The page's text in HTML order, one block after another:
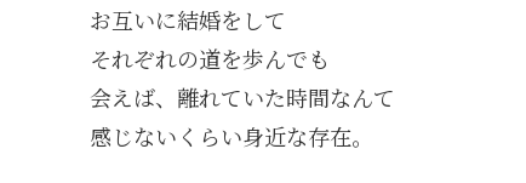
お互いに結婚をして
それぞれの道を歩んでも
会えば、離れていた時間なんて
感じないくらい身近な存在。